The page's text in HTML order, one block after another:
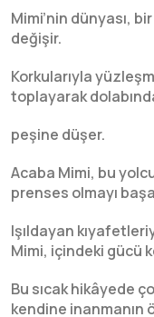
Mimi’nin dünyası,
değişir.
Korkularıyla
toplayarak
peşine düşer.
Acaba Mimi, bu
prenses olmayı
Işıldayan
Mimi, içindeki gücü
Bu sıcak hikâyede
kendine inanmanın